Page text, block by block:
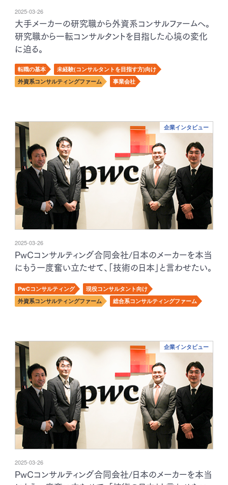
2025-03-26
大手メーカーの研究職から外資系コンサルファームへ。
研究職から一転コンサルタントを目指した心境の変化
に迫る。
転職の基本
未経験(コンサルタントを目指す方)向け
外資系コンサルティングファーム
事業会社
企業インタビュー
2025-03-26
PwCコンサルティング合同会社/日本のメーカーを本当
にもう一度奮い立たせて、「技術の日本」と言わせたい。
PwCコンサルティング
現役コンサルタント向け
外資系コンサルティングファーム
総合系コンサルティングファーム
企業インタビュー
2025-03-26
PwCコンサルティング合同会社/日本のメーカーを本当